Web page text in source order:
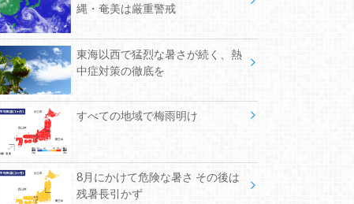
縄・奄美は厳重警戒
東海以西で猛烈な暑さが続く、熱
中症対策の徹底を
すべての地域で梅雨明け
8月にかけて危険な暑さ その後は
残暑長引かず